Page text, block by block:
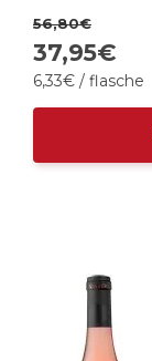
56,80€
37,95€
6,33€ / flasche